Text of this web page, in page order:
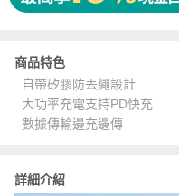
商品特色
自帶矽膠防丟繩設計
大功率充電支持PD快充
數據傳輸邊充邊傳
詳細介紹